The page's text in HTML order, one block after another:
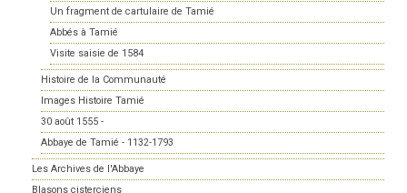
Un fragment de cartulaire de Tamié
Abbés à Tamié
Visite saisie de 1584
Histoire de la Communauté
Images Histoire Tamié
30 août 1555 -
Abbaye de Tamié - 1132-1793
Les Archives de l'Abbaye
Blasons cisterciens